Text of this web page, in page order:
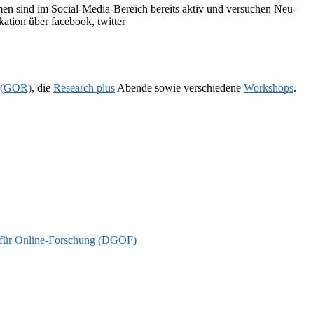
sind im Social-Media-Bereich bereits aktiv und versuchen Neu-
über facebook, twitter
, die Research plus Abende sowie verschiedene Workshops.
Online-Forschung (DGOF)